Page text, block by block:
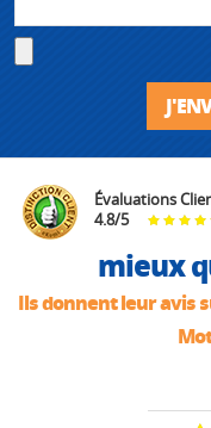
Évaluations
4.8/5
mieux
Ils donnent leur avis